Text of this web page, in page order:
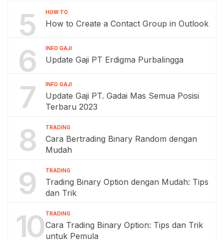
5 HOW TO
How to Create a Contact Group in Outlook
6 INFO GAJI
Update Gaji PT Erdigma Purbalingga
7 INFO GAJI
Update Gaji PT. Gadai Mas Semua Posisi
Terbaru 2023
8 TRADING
Cara Bertrading Binary Random dengan
Mudah
9 TRADING
Trading Binary Option dengan Mudah: Tips
dan Trik
10 TRADING
Cara Trading Binary Option: Tips dan Trik
untuk Pemula